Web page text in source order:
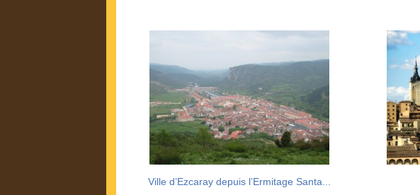
Ville d’Ezcaray depuis l’Ermitage Santa...